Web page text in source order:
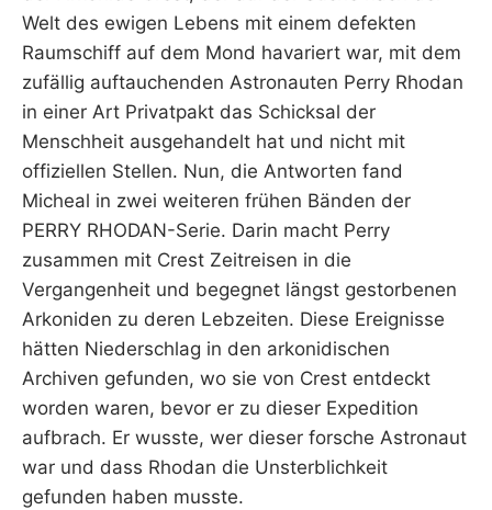
Welt des ewigen Lebens mit einem defekten
Raumschiff auf dem Mond havariert war, mit dem
zufällig auftauchenden Astronauten Perry Rhodan
in einer Art Privatpakt das Schicksal der
Menschheit ausgehandelt hat und nicht mit
offiziellen Stellen. Nun, die Antworten fand
Micheal in zwei weiteren frühen Bänden der
PERRY RHODAN-Serie. Darin macht Perry
zusammen mit Crest Zeitreisen in die
Vergangenheit und begegnet längst gestorbenen
Arkoniden zu deren Lebzeiten. Diese Ereignisse
hätten Niederschlag in den arkonidischen
Archiven gefunden, wo sie von Crest entdeckt
worden waren, bevor er zu dieser Expedition
aufbrach. Er wusste, wer dieser forsche Astronaut
war und dass Rhodan die Unsterblichkeit
gefunden haben musste.